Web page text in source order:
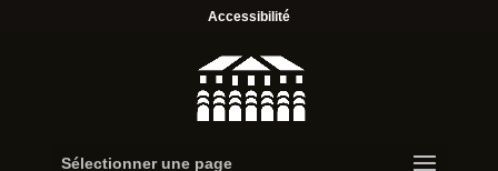
Accessibilité
Sélectionner une page